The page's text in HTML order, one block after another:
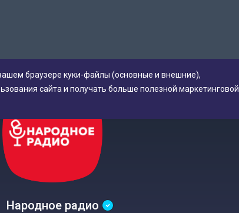
браузере куки-файлы (основные и внешние),
сайта и получать больше полезной маркетинговой
Народное радио